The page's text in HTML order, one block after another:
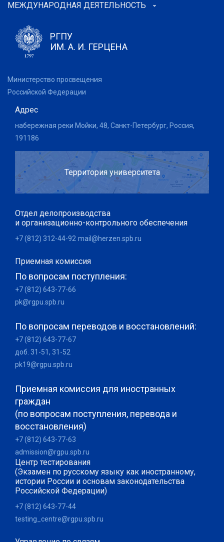
МЕЖДУНАРОДНАЯ ДЕЯТЕЛЬНОСТЬ
РГПУ
ИМ. А. И. ГЕРЦЕНА
Министерство просвещения
Российской Федерации
Адрес
набережная реки Мойки, 48, Санкт-Петербург, Россия,
191186
Территория университета
Отдел делопроизводства
и организационно-контрольного обеспечения
+7 (812) 312-44-92 mail@herzen.spb.ru
Приемная комиссия
По вопросам поступления:
+7 (812) 643-77-66
pk@rgpu.spb.ru
По вопросам переводов и восстановлений:
+7 (812) 643-77-67
доб. 31-51, 31-52
pk19@rgpu.spb.ru
Приемная комиссия для иностранных
граждан
(по вопросам поступления, перевода и
восстановления)
+7 (812) 643-77-63
admission@rgpu.spb.ru
Центр тестирования
(Экзамен по русскому языку как иностранному,
истории России и основам законодательства
Российской Федерации)
+7 (812) 643-77-44
testing_centre@rgpu.spb.ru